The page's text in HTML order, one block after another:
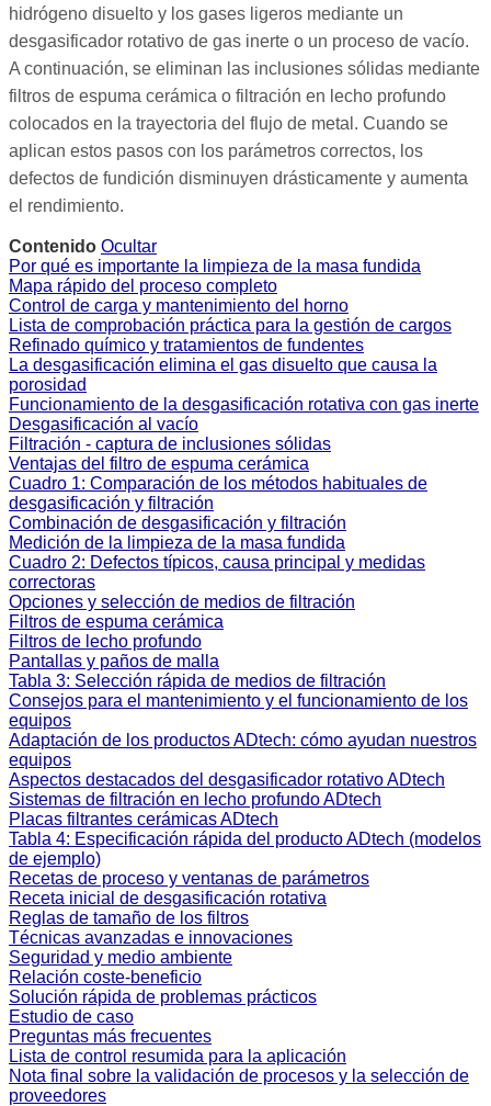
hidrógeno disuelto y los gases ligeros mediante un
desgasificador rotativo de gas inerte o un proceso de vacío.
A continuación, se eliminan las inclusiones sólidas mediante
filtros de espuma cerámica o filtración en lecho profundo
colocados en la trayectoria del flujo de metal. Cuando se
aplican estos pasos con los parámetros correctos, los
defectos de fundición disminuyen drásticamente y aumenta
el rendimiento.
Contenido Ocultar
Por qué es importante la limpieza de la masa fundida
Mapa rápido del proceso completo
Control de carga y mantenimiento del horno
Lista de comprobación práctica para la gestión de cargos
Refinado químico y tratamientos de fundentes
La desgasificación elimina el gas disuelto que causa la
porosidad
Funcionamiento de la desgasificación rotativa con gas inerte
Desgasificación al vacío
Filtración - captura de inclusiones sólidas
Ventajas del filtro de espuma cerámica
Cuadro 1: Comparación de los métodos habituales de
desgasificación y filtración
Combinación de desgasificación y filtración
Medición de la limpieza de la masa fundida
Cuadro 2: Defectos típicos, causa principal y medidas
correctoras
Opciones y selección de medios de filtración
Filtros de espuma cerámica
Filtros de lecho profundo
Pantallas y paños de malla
Tabla 3: Selección rápida de medios de filtración
Consejos para el mantenimiento y el funcionamiento de los
equipos
Adaptación de los productos ADtech: cómo ayudan nuestros
equipos
Aspectos destacados del desgasificador rotativo ADtech
Sistemas de filtración en lecho profundo ADtech
Placas filtrantes cerámicas ADtech
Tabla 4: Especificación rápida del producto ADtech (modelos
de ejemplo)
Recetas de proceso y ventanas de parámetros
Receta inicial de desgasificación rotativa
Reglas de tamaño de los filtros
Técnicas avanzadas e innovaciones
Seguridad y medio ambiente
Relación coste-beneficio
Solución rápida de problemas prácticos
Estudio de caso
Preguntas más frecuentes
Lista de control resumida para la aplicación
Nota final sobre la validación de procesos y la selección de
proveedores